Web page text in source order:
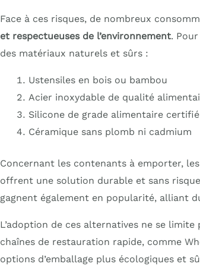
Face à ces risques, de nombreux
et respectueuses de l’environnement.
des matériaux naturels et sûrs :
Ustensiles en bois ou bambou
Acier inoxydable de qualité
Silicone de grade alimentaire certifié
Céramique sans plomb ni cadmium
Concernant les contenants à emporter,
offrent une solution durable et sans
gagnent également en popularité, alliant
L’adoption de ces alternatives ne se
chaînes de restauration rapide, comme
options d’emballage plus écologiques et